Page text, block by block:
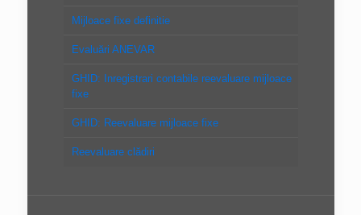
Mijloace fixe definitie
Evaluări ANEVAR
GHID: Inregistrari contabile reevaluare mijloace
fixe
GHID: Reevaluare mijloace fixe
Reevaluare clădiri